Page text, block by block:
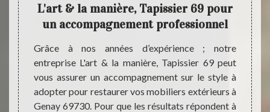
à
vos
tant
L'art & la manière, Tapissier 69 pour
un accompagnement professionnel
Grâce à nos années d’expérience ; notre
entreprise L'art & la manière, Tapissier 69 peut
vous assurer un accompagnement sur le style à
adopter pour restaurer vos mobiliers extérieurs à
Genay 69730. Pour que les résultats répondent à
vos
L'art
que